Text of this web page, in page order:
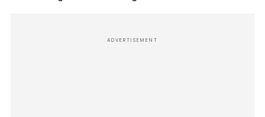
ADVERTISEMENT